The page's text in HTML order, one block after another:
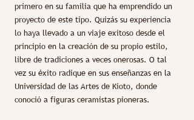
primero en su familia que ha emprendido un
proyecto de este tipo. Quizás su experiencia
lo haya llevado a un viaje exitoso desde el
principio en la creación de su propio estilo,
libre de tradiciones a veces onerosas. O tal
vez su éxito radique en sus enseñanzas en la
Universidad de las Artes de Kioto, donde
conoció a figuras ceramistas pioneras.